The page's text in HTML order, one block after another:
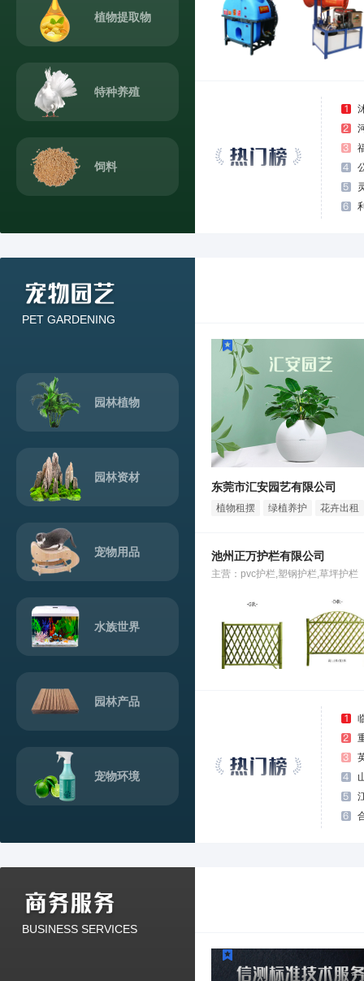
植物提取物
特种养殖
饲料
PET GARDENING
园林植物
园林资材
宠物用品
水族世界
园林产品
宠物环境
东莞市汇安园艺有限公司
植物租摆 绿植养护 花卉出租
池州正万护栏有限公司
主营：pvc护栏,塑钢护栏,草坪护栏
BUSINESS SERVICES